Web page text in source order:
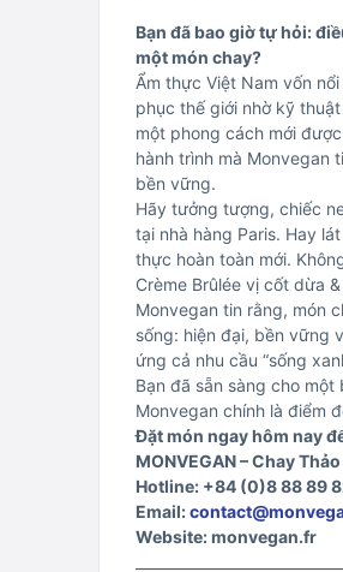
Bạn đã bao giờ tự hỏi:
một món chay?
Ẩm thực Việt Nam vốn
phục thế giới nhờ kỹ
một phong cách mới
hành trình mà Monvegan
bền vững.
Hãy tưởng tượng, chiếc
tại nhà hàng Paris. Hay
thực hoàn toàn mới.
Crème Brûlée vị cốt dừa
Monvegan tin rằng, món
sống: hiện đại, bền vững
ứng cả nhu cầu “sống
Bạn đã sẵn sàng cho một
Monvegan chính là điểm
Đặt món ngay hôm nay
MONVEGAN – Chay
Hotline: +84 (0)8 88 89
Email:
Website: monvegan.fr